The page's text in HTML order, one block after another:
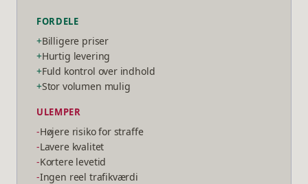
FORDELE
+Billigere priser
+Hurtig levering
+Fuld kontrol over indhold
+Stor volumen mulig
ULEMPER
-Højere risiko for straffe
-Lavere kvalitet
-Kortere levetid
-Ingen reel trafikværdi